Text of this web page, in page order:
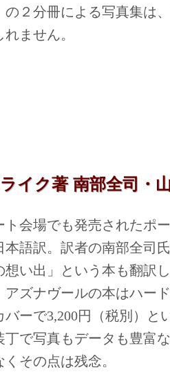
の２分冊による写真集は
ません。
イク著 南部全司・
会場でも発売されたポ
本語訳。訳者の南部全司
想い出」という本も翻訳
アズナヴールの本はハー
バーで3,200円（税別）
丁で写真もデータも豊富
その点は残念。